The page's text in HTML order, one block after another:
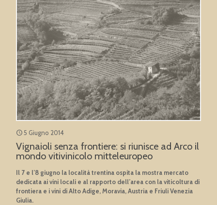
5 Giugno 2014
Vignaioli senza frontiere: si riunisce ad Arco il
mondo vitivinicolo mitteleuropeo
Il 7 e l’8 giugno la località trentina ospita la mostra mercato
dedicata ai vini locali e al rapporto dell’area con la viticoltura di
frontiera e i vini di Alto Adige, Moravia, Austria e Friuli Venezia
Giulia.